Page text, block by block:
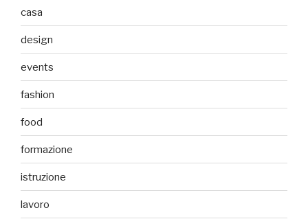
casa
design
events
fashion
food
formazione
istruzione
lavoro